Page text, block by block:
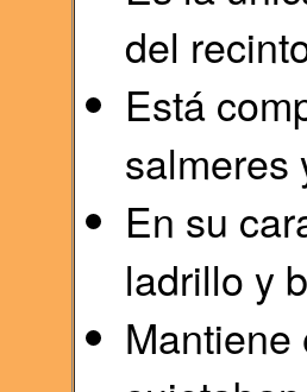
del
Está
salmeres
En su
ladrillo y
Mantiene